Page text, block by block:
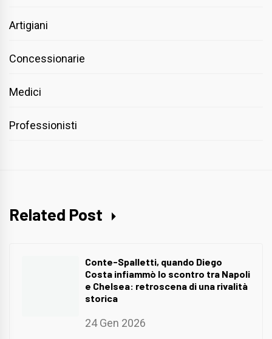
Artigiani
Concessionarie
Medici
Professionisti
Related Post
Conte-Spalletti, quando Diego
Costa infiammò lo scontro tra Napoli
e Chelsea: retroscena di una rivalità
storica
24 Gen 2026